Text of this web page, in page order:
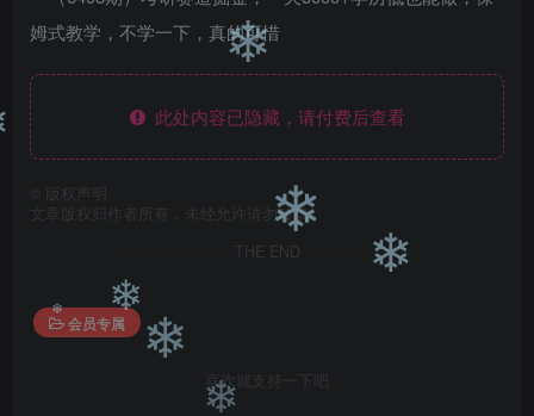
此处内容已隐藏，请付费后查看
版权声明
文章版权归作者所有，未经允许请勿转载。
THE END
会员专属
喜欢就支持一下吧
❄
❄
❄
❄
❄